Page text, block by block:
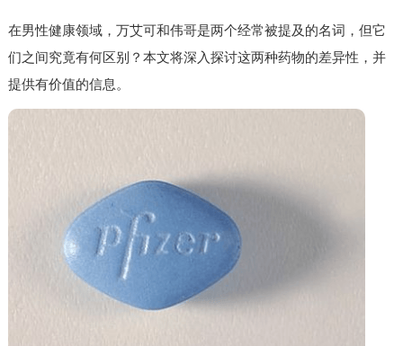
在男性健康领域，万艾可和伟哥是两个经常被提及的名词，但它
们之间究竟有何区别？本文将深入探讨这两种药物的差异性，并
提供有价值的信息。